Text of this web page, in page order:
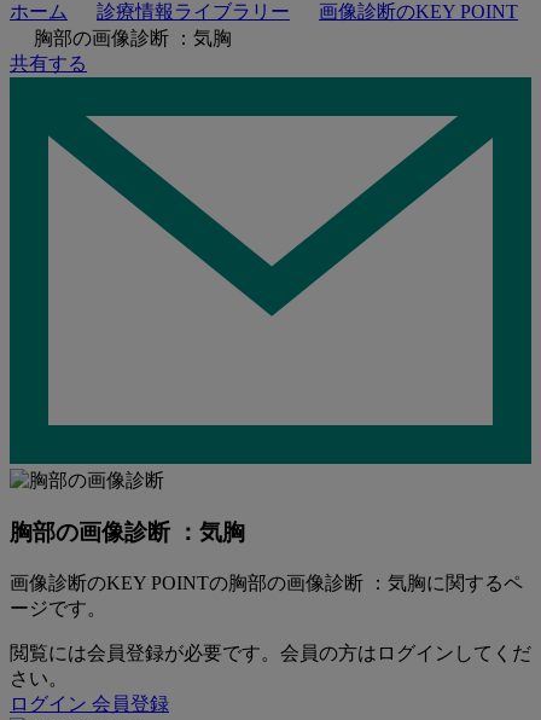
ホーム
診療情報ライブラリー
画像診断のKEY POINT
胸部の画像診断 ：気胸
共有する
胸部の画像診断 ：気胸
画像診断のKEY POINTの胸部の画像診断 ：気胸に関するペ
ージです。
閲覧には会員登録が必要です。会員の方はログインしてくだ
さい。
ログイン 会員登録